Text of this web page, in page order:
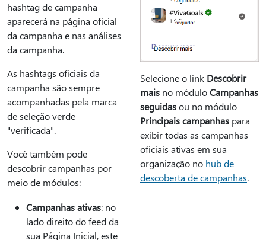
hashtag de campanha
aparecerá na página oficial
da campanha e nas análises
da campanha.
As hashtags oficiais da
campanha são sempre
acompanhadas pela marca
de seleção verde
"verificada".
Você também pode
descobrir campanhas por
meio de módulos:
Campanhas ativas: no
lado direito do feed da
sua Página Inicial, este
Selecione o link Descobrir
mais no móduloCampanhas
seguidasou no módulo
Principais campanhas para
exibir todas as campanhas
oficiais ativas em sua
organização no hub de
descoberta de campanhas.